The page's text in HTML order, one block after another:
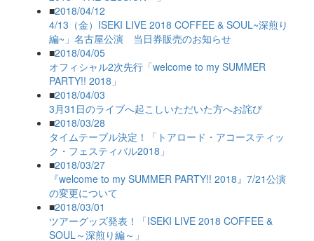
■2018/04/12
4/13（金）ISEKI LIVE 2018 COFFEE & SOUL~深煎り
編~」名古屋公演 当日券販売のお知らせ
■2018/04/05
オフィシャル2次先行「welcome to my SUMMER
PARTY!! 2018」
■2018/04/03
3月31日のライブへ起こしいただいた方へお詫び
■2018/03/28
タイムテーブル決定！「トアロード・アコースティッ
ク・フェスティバル2018」
■2018/03/27
『welcome to my SUMMER PARTY!! 2018』7/21公演
の変更について
■2018/03/01
ツアーグッズ発表！「ISEKI LIVE 2018 COFFEE &
SOUL～深煎り編～」